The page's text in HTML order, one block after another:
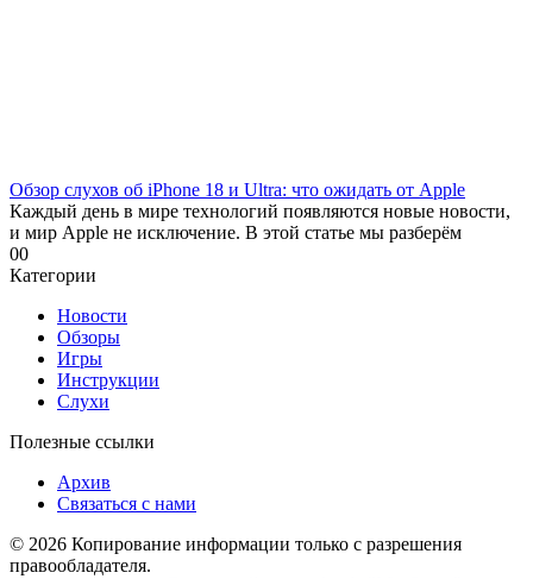
Обзор слухов об iPhone 18 и Ultra: что ожидать от Apple
Каждый день в мире технологий появляются новые новости,
и мир Apple не исключение. В этой статье мы разберём
00
Категории
Новости
Обзоры
Игры
Инструкции
Слухи
Полезные ссылки
Архив
Связаться с нами
© 2026 Копирование информации только с разрешения
правообладателя.